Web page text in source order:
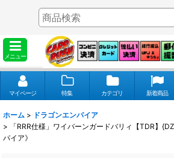
メニュー
マイページ 特集 カテゴリ 新着商品
ホーム > ドラゴンエンパイア
>
「RRR仕様」ワイバーンガードバリィ【TDR】
パイア》